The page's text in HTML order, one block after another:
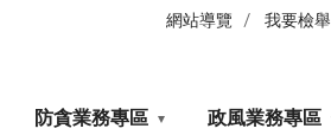
網站導覽 我要檢舉
防貪業務專區 政風業務專區